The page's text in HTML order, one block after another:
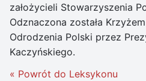
założycieli Stowarzyszenia
Odznaczona została
Odrodzenia Polski przez
Kaczyńskiego.
« Powrót do Leksykonu